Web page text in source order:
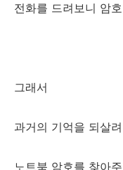
전화를 드려보니 암
그래서
과거의 기억을 되살려
노트북 암호를 찾아